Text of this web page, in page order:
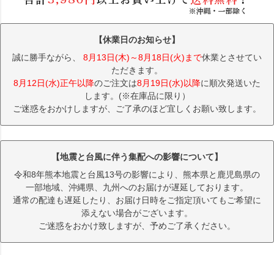
【休業日のお知らせ】
誠に勝手ながら、 8月13日(木)～8月18日(火)まで休業とさせてい
ただきます。
8月12日(水)正午以降のご注文は8月19日(水)以降に順次発送いた
します。(※在庫品に限り）
ご迷惑をおかけしますが、ご了承のほど宜しくお願い致します。
【地震と台風に伴う集配への影響について】
令和8年熊本地震と台風13号の影響により、熊本県と鹿児島県の
一部地域、沖縄県、九州へのお届けが遅延しております。
通常の配達も遅延したり、お届け日時をご指定頂いてもご希望に
添えない場合がございます。
ご迷惑をおかけ致しますが、予めご了承ください。